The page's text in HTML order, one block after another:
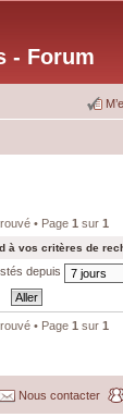
- Forum
• Page 1 sur 1
à vos critères de
depuis
• Page 1 sur 1
Nous contacter